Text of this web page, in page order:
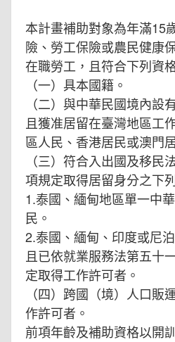
本計畫補助對象為年滿15
險、勞工保險或農民健康
在職勞工，且符合下列資
（一）具本國籍。
（二）與中華民國境內設
且獲准居留在臺灣地區工
區人民、香港居民或澳門
（三）符合入出國及移民
項規定取得居留身分之下
1.泰國、緬甸地區單一中
民。
2.泰國、緬甸、印度或尼
且已依就業服務法第五十
定取得工作許可者。
（四）跨國（境）人口販
作許可者。
前項年齡及補助資格以開